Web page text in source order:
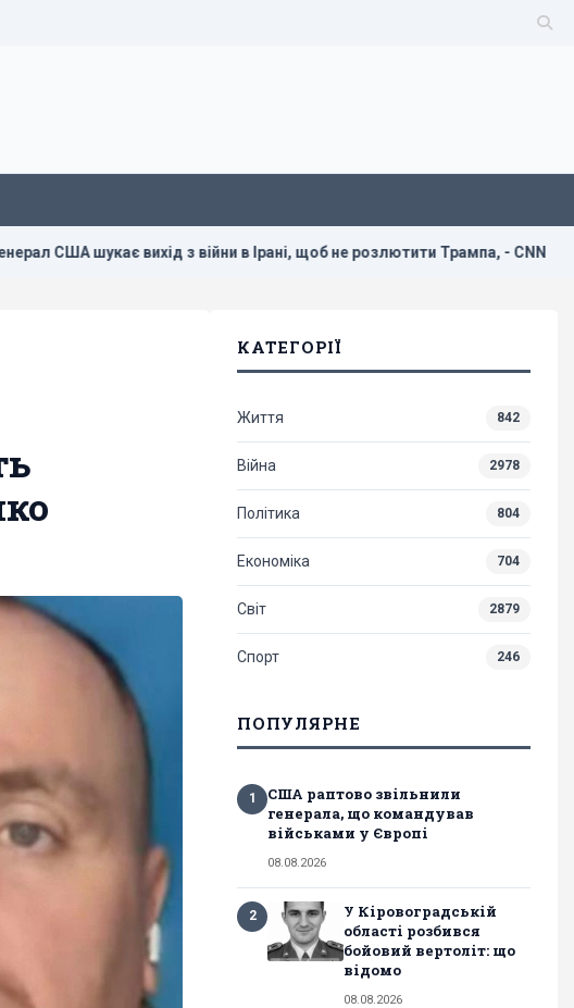
вихід з війни в Ірані, щоб не розлютити Трампа, - CNN Україна
КАТЕГОРІЇ
Життя 842
Війна 2978
Політика 804
Економіка 704
Світ 2879
Спорт 246
ПОПУЛЯРНЕ
1
США раптово звільнили
генерала, що командував
військами у Європі
08.08.2026
2
У Кіровоградській
області розбився
бойовий вертоліт: що
відомо
08.08.2026